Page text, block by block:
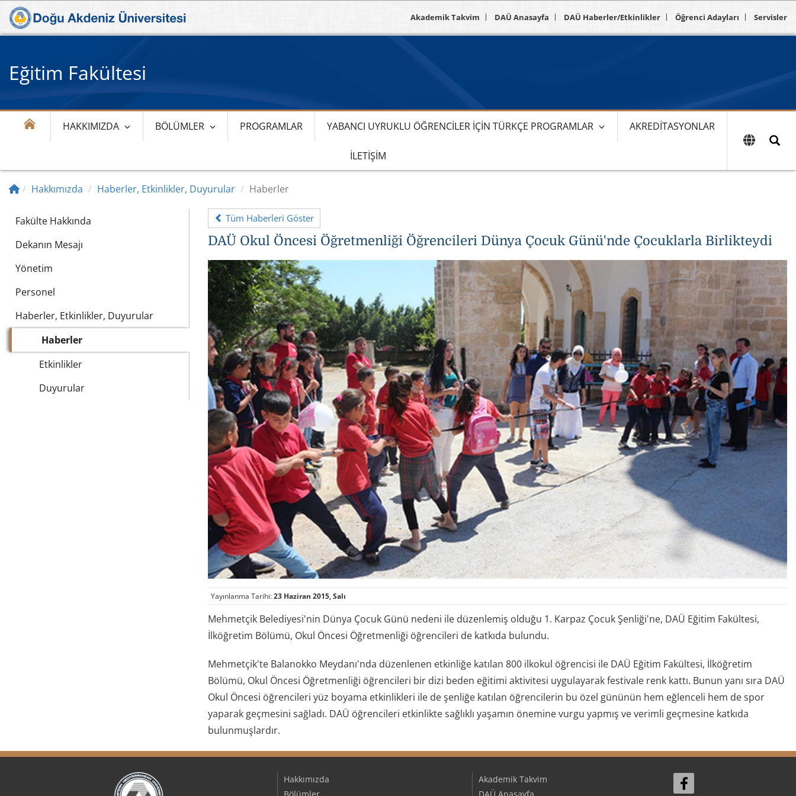
Akademik Takvim DAÜ Anasayfa DAÜ Haberler/Etkinlikler Öğrenci Adayları Servisler
Eğitim Fakültesi
HAKKIMIZDA BÖLÜMLER PROGRAMLAR YABANCI UYRUKLU ÖĞRENCILER IÇIN TÜRKÇE PROGRAMLAR AKREDITASYONLAR
İLETIŞIM
Hakkımızda Haberler, Etkinlikler, Duyurular Haberler
Fakülte Hakkında
Dekanın Mesajı
Yönetim
Personel
Haberler, Etkinlikler, Duyurular
Haberler
Etkinlikler
Duyurular
Tüm Haberleri Göster
DAÜ Okul Öncesi Öğretmenliği Öğrencileri Dünya Çocuk Günü'nde Çocuklarla Birlikteydi
Yayınlanma Tarihi:23 Haziran 2015, Salı
Mehmetçik Belediyesi'nin Dünya Çocuk Günü nedeni ile düzenlemiş olduğu 1. Karpaz Çocuk Şenliği'ne, DAÜ Eğitim Fakültesi,
İlköğretim Bölümü, Okul Öncesi Öğretmenliği öğrencileri de katkıda bulundu.
Mehmetçik'te Balanokko Meydanı'nda düzenlenen etkinliğe katılan 800 ilkokul öğrencisi ile DAÜ Eğitim Fakültesi, İlköğretim
Bölümü, Okul Öncesi Öğretmenliği öğrencileri bir dizi beden eğitimi aktivitesi uygulayarak festivale renk kattı. Bunun yanı sıra DAÜ
Okul Öncesi öğrencileri yüz boyama etkinlikleri ile de şenliğe katılan öğrencilerin bu özel gününün hem eğlenceli hem de spor
yaparak geçmesini sağladı. DAÜ öğrencileri etkinlikte sağlıklı yaşamın önemine vurgu yapmış ve verimli geçmesine katkıda
bulunmuşlardır.
Hakkımızda
Akademik Takvim